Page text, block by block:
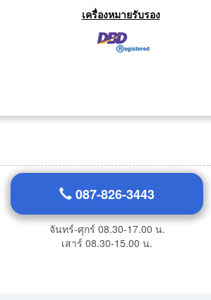
เครื่องหมายรับรอง
087-826-3443
จันทร์-ศุกร์ 08.30-17.00 น.
เสาร์ 08.30-15.00 น.